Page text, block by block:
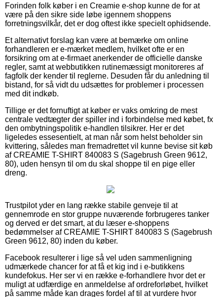
Forinden folk køber i en Creamie e-shop kunne de for at
være på den sikre side løbe igennem shoppens
forretningsvilkår, det er dog oftest ikke specielt ophidsende.
Et alternativt forslag kan være at bemærke om online
forhandleren er e-mærket medlem, hvilket ofte er en
forsikring om at e-firmaet anerkender de officielle danske
regler, samt at webbutikken rutinemæssigt monitoreres af
fagfolk der kender til reglerne. Desuden får du anledning til
bistand, for så vidt du udsættes for problemer i processen
med dit indkøb.
Tillige er det fornuftigt at køber er vaks omkring de mest
centrale vedtægter der spiller ind i forbindelse med købet, fx
den ombytningspolitik e-handlen tilsikrer. Her er det
ligeledes essesentielt, at man når som helst beholder sin
kvittering, således man fremadrettet vil kunne bevise sit køb
af CREAMIE T-SHIRT 840083 S (Sagebrush Green 9612,
80), uden hensyn til om du skal shoppe til en pige eller
dreng.
Trustpilot yder en lang række stabile genveje til at
gennemrode en stor gruppe nuværende forbrugeres tanker
og derved er det smart, at du læser e-shoppens
bedømmelser af CREAMIE T-SHIRT 840083 S (Sagebrush
Green 9612, 80) inden du køber.
Facebook resulterer i lige så vel uden sammenligning
udmærkede chancer for at få et kig ind i e-butikkens
kundefokus. Her ser vi en række e-forhandlere hvor det er
muligt at udfærdige en anmeldelse af ordreforløbet, hvilket
på samme måde kan drages fordel af til at vurdere hvor